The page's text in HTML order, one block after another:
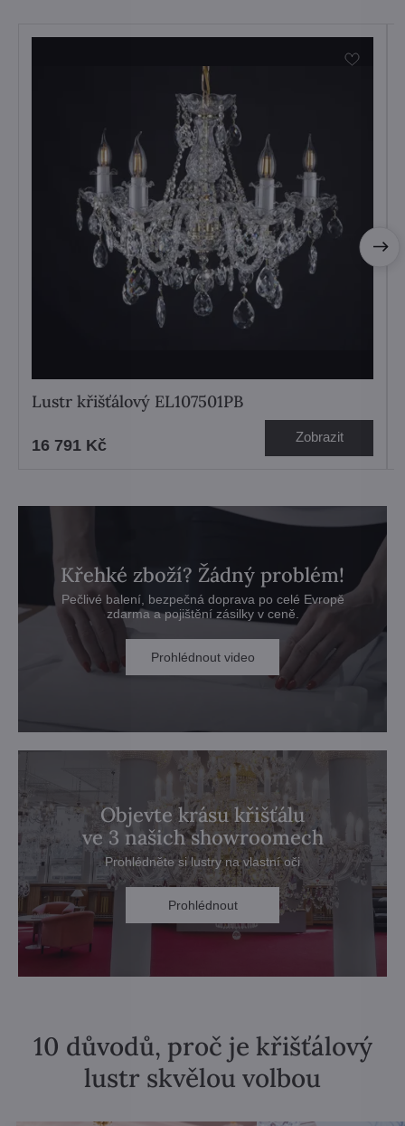
Lustr křišťálový EL107501PB
16 791 Kč Zobrazit
Křehké zboží? Žádný problém!
Pečlivé balení, bezpečná doprava po celé Evropě
zdarma a pojištění zásilky v ceně.
Prohlédnout video
Objevte krásu křišťálu
ve 3 našich showroomech
Prohlédněte si lustry na vlastní oči
Prohlédnout
10 důvodů, proč je křišťálový
lustr skvělou volbou